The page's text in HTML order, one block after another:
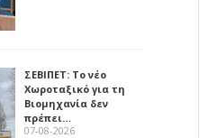
ΣΕΒΙΠΕΤ: Το νέο
Χωροταξικό για τη
Βιομηχανία δεν
πρέπει…
07-08-2026